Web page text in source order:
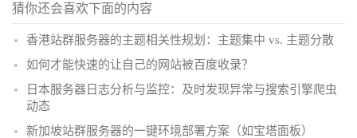
猜你还会喜欢下面的内容
香港站群服务器的主题相关性规划：主题集中 vs. 主题分散
如何才能快速的让自己的网站被百度收录？
日本服务器日志分析与监控：及时发现异常与搜索引擎爬虫
动态
新加坡站群服务器的一键环境部署方案（如宝塔面板）